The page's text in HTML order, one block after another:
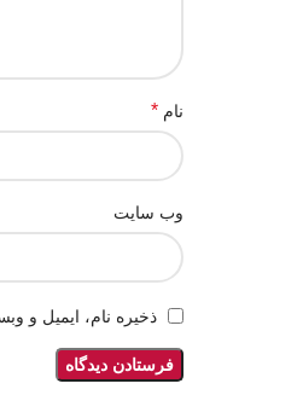
نام*
وب‌ سایت
ذخیره نام، ایمیل و